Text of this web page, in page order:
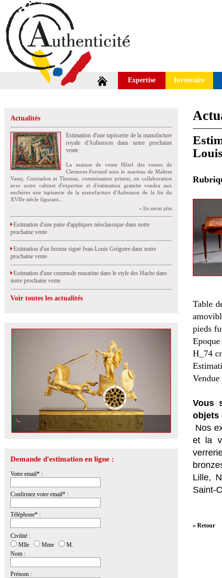
Expertise Inventaire
Actualités
Estimation d'une tapisserie de la manufacture
royale d'Aubusson dans notre prochaine
vente
La maison de vente Hôtel des ventes de
Clermont-Ferrand sous le marteau de Maîtres
Vassy, Courtadon et Thomas, commissaires priseur, en collaboration
avec notre cabinet d'expertise et d'estimation gratuite vendra aux
enchères une tapisserie de la manufacture d'Aubusson de la fin du
XVIIe siècle figurant...
» En savoir plus
Estimation d'une paire d'appliques néoclassique dans notre
prochaine vente
Estimation d'un bronze signé Jean-Louis Grégoire dans notre
prochaine vente
Estimation d'une commode mazarine dans le style des Hache dans
notre prochaine vente
Voir toutes les actualités
Demande d'estimation en ligne :
Votre email* :
Confirmez votre email* :
Téléphone* :
Civilité :
Mlle
Mme
M.
Nom :
Prénom :
Table
pieds
H_74
Vous
objets
Nos
et la
Lille,
Saint-
» Retour